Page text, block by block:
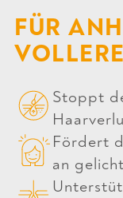
FÜR
Stoppt
Fördert
an